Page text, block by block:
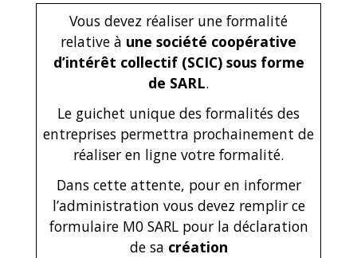
Vous devez réaliser une formalité
relative à une société coopérative
d’intérêt collectif (SCIC) sous forme
de SARL.
Le guichet unique des formalités des
entreprises permettra prochainement de
réaliser en ligne votre formalité.
Dans cette attente, pour en informer
l’administration vous devez remplir ce
formulaire M0 SARL pour la déclaration
de sa création